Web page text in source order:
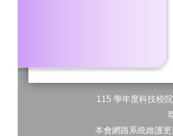
115 學年度科技校
本會網路系統維護